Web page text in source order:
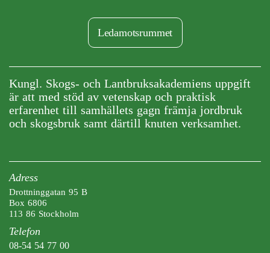
Ledamotsrummet
Kungl. Skogs- och Lantbruksakademiens uppgift
är att med stöd av vetenskap och praktisk
erfarenhet till samhällets gagn främja jordbruk
och skogsbruk samt därtill knuten verksamhet.
Adress
Drottninggatan 95 B
Box 6806
113 86 Stockholm
Telefon
08-54 54 77 00